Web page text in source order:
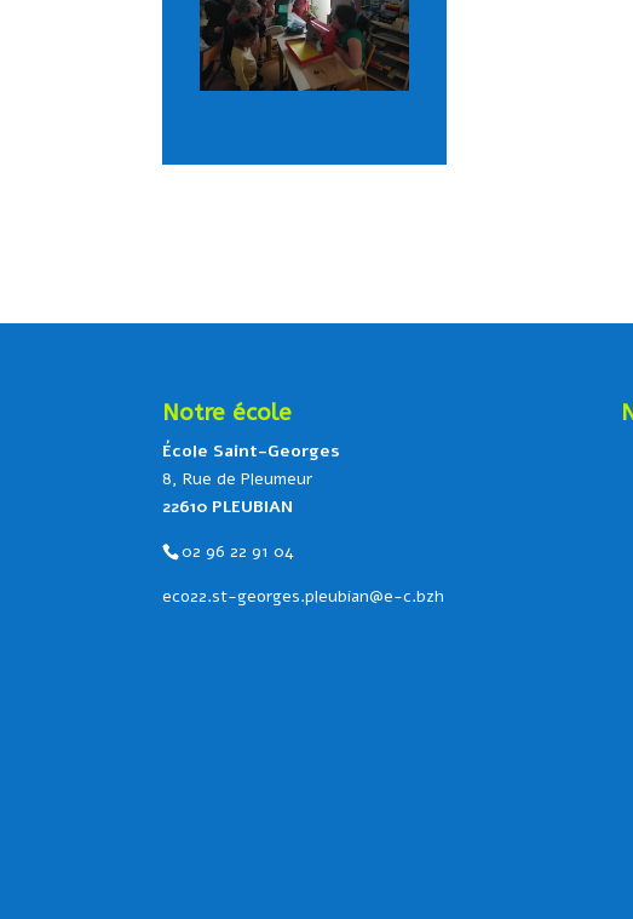
Notre école
École Saint-Georges
8, Rue de Pleumeur
22610 PLEUBIAN
02 96 22 91 04
eco22.st-georges.pleubian@e-c.bzh